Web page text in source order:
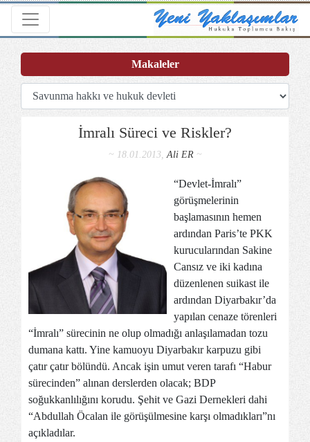
Toggle navigation
İmralı Süreci ve Riskler?
~ 18.01.2013,Ali ER~
“Devlet-İmralı”
görüşmelerinin
başlamasının hemen
ardından Paris’te PKK
kurucularından Sakine
Cansız ve iki kadına
düzenlenen suikast ile
ardından Diyarbakır’da
yapılan cenaze törenleri
“İmralı” sürecinin ne olup olmadığı anlaşılamadan tozu
dumana kattı. Yine kamuoyu Diyarbakır karpuzu gibi
çatır çatır bölündü. Ancak işin umut veren tarafı “Habur
sürecinden” alınan derslerden olacak; BDP
soğukkanlılığını korudu. Şehit ve Gazi Dernekleri dahi
“Abdullah Öcalan ile görüşülmesine karşı olmadıkları”nı
açıkladılar.
Makaleler